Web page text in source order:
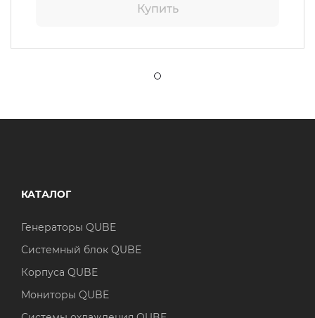
Купить
КАТАЛОГ
Генераторы QUBE
Системный блок QUBE
Корпуса QUBE
Мониторы QUBE